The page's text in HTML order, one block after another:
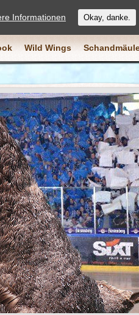
Wild Wings
Informationen Okay, danke.